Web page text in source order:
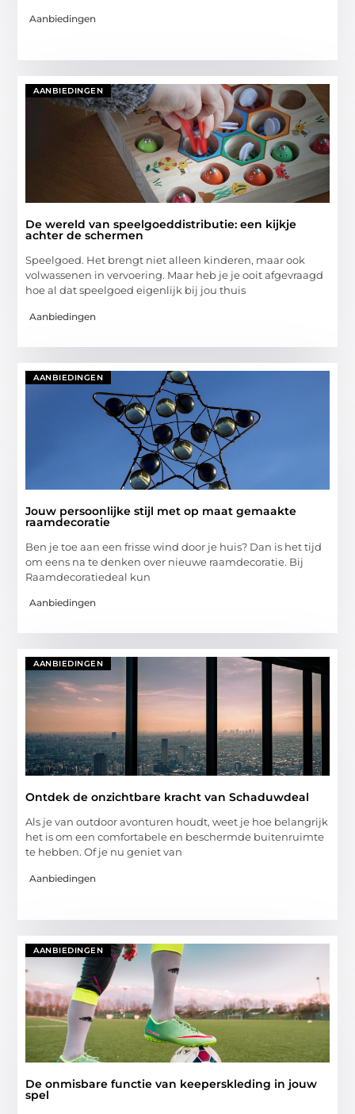
Aanbiedingen
AANBIEDINGEN
De wereld van speelgoeddistributie: een kijkje
achter de schermen
Speelgoed. Het brengt niet alleen kinderen, maar ook
volwassenen in vervoering. Maar heb je je ooit afgevraagd
hoe al dat speelgoed eigenlijk bij jou thuis
Aanbiedingen
AANBIEDINGEN
Jouw persoonlijke stijl met op maat gemaakte
raamdecoratie
Ben je toe aan een frisse wind door je huis? Dan is het tijd
om eens na te denken over nieuwe raamdecoratie. Bij
Raamdecoratiedeal kun
Aanbiedingen
AANBIEDINGEN
Ontdek de onzichtbare kracht van Schaduwdeal
Als je van outdoor avonturen houdt, weet je hoe belangrijk
het is om een comfortabele en beschermde buitenruimte
te hebben. Of je nu geniet van
Aanbiedingen
AANBIEDINGEN
De onmisbare functie van keeperskleding in jouw
spel